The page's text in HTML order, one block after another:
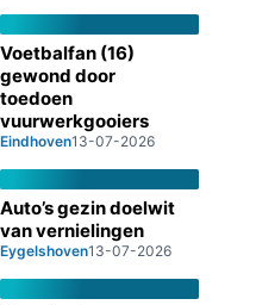
Voetbalfan (16)
gewond door
toedoen
vuurwerkgooiers
Eindhoven13-07-2026
Auto’s gezin doelwit
van vernielingen
Eygelshoven13-07-2026